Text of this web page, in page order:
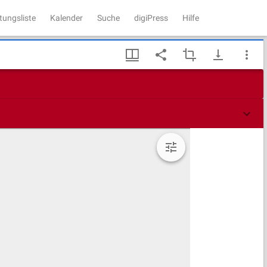
Kalender Suche digiPress Hilfe